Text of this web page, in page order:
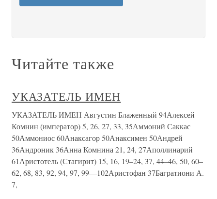
Читайте также
УКАЗАТЕЛЬ ИМЕН
УКАЗАТЕЛЬ ИМЕН Августин Блаженный 94Алексей
Комнин (император) 5, 26, 27, 33, 35Аммоний Саккас
50Аммониос 60Анаксагор 50Анаксимен 50Андрей
36Андроник 36Анна Комнина 21, 24, 27Аполлинарий
61Аристотель (Стагирит) 15, 16, 19–24, 37, 44–46, 50, 60–
62, 68, 83, 92, 94, 97, 99—102Аристофан 37Багратиони А.
7,